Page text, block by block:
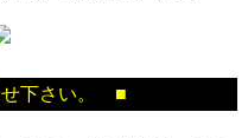
下さい。 ■